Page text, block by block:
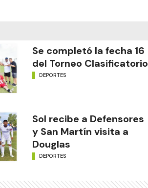
Se completó la fecha 16
del Torneo Clasificatorio
DEPORTES
Sol recibe a Defensores
y San Martín visita a
Douglas
DEPORTES